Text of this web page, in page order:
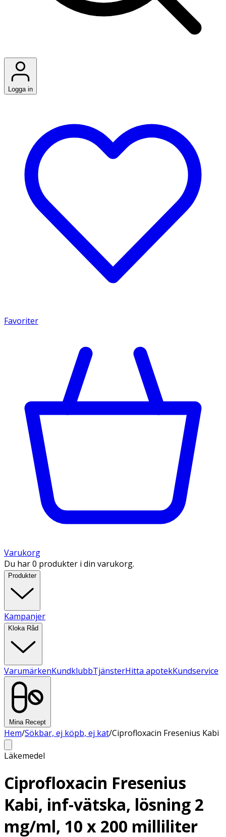
Logga in
Favoriter
Varukorg
Du har 0 produkter i din varukorg.
Produkter
Kampanjer
Kloka Råd
VarumärkenKundklubbTjänsterHitta apotekKundservice
Mina Recept
Hem/Sökbar, ej köpb, ej kat/Ciprofloxacin Fresenius Kabi
Läkemedel
Ciprofloxacin Fresenius
Kabi, inf-vätska, lösning 2
mg/ml, 10 x 200 milliliter